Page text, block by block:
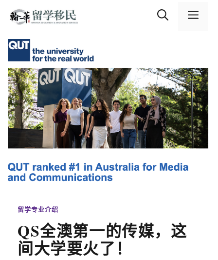
菜
留学专业介绍
QS全澳第一的传媒，这
间大学要火了！